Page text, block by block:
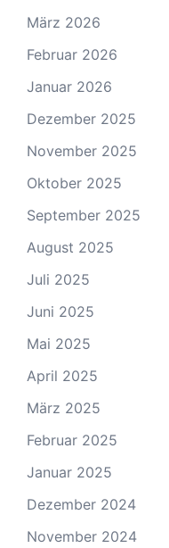
März 2026
Februar 2026
Januar 2026
Dezember 2025
November 2025
Oktober 2025
September 2025
August 2025
Juli 2025
Juni 2025
Mai 2025
April 2025
März 2025
Februar 2025
Januar 2025
Dezember 2024
November 2024